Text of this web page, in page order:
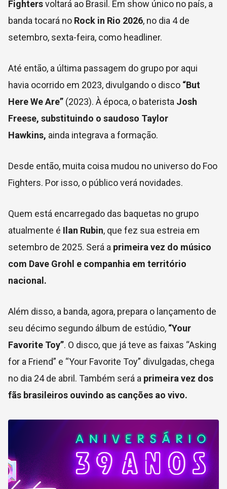
Fightersvoltará ao Brasil. Em show único no país, a
banda tocará no Rock in Rio 2026, no dia 4 de
setembro, sexta-feira, como headliner.
Até então, a última passagem do grupo por aqui
havia ocorrido em 2023, divulgando o disco “But
Here We Are” (2023). À época, o baterista Josh
Freese, substituindo o saudoso Taylor
Hawkins, ainda integrava a formação.
Desde então, muita coisa mudou no universo do Foo
Fighters. Por isso, o público verá novidades.
Quem está encarregado das baquetas no grupo
atualmente é Ilan Rubin, que fez sua estreia em
setembro de 2025. Será a primeira vez do músico
com Dave Grohl e companhia em território
nacional.
Além disso, a banda, agora, prepara o lançamento de
seu décimo segundo álbum de estúdio, “Your
Favorite Toy”. O disco, que já teve as faixas “Asking
for a Friend” e “Your Favorite Toy” divulgadas, chega
no dia 24 de abril. Também será a primeira vez dos
fãs brasileiros ouvindo as canções ao vivo.